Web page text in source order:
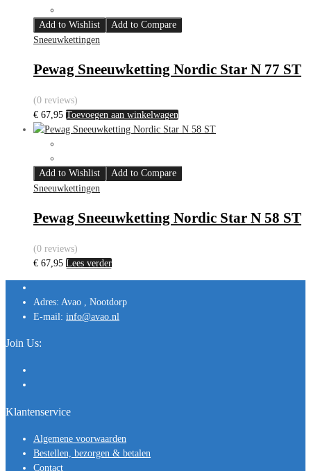
Add to Wishlist
Add to Compare
Sneeuwkettingen
Pewag Sneeuwketting Nordic Star N 77 ST
(0 reviews)
€ 67,95 Toevoegen aan winkelwagen
Add to Wishlist
Add to Compare
Sneeuwkettingen
Pewag Sneeuwketting Nordic Star N 58 ST
(0 reviews)
€ 67,95 Lees verder
Adres: Avao , Nootdorp
E-mail: info@avao.nl
Join Us:
Klantenservice
Algemene voorwaarden
Bestellen, bezorgen & betalen
Contact